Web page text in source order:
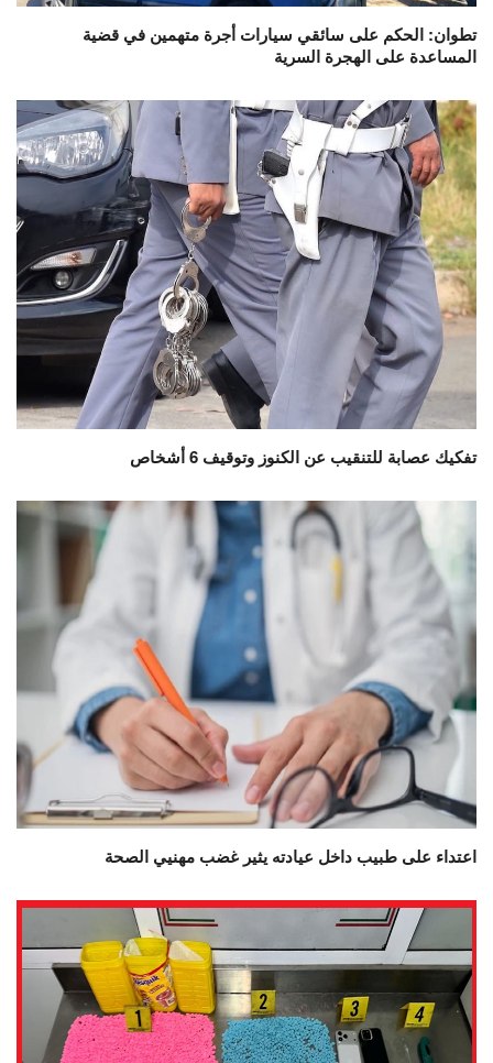
تطوان: الحكم على سائقي سيارات أجرة متهمين في قضية
المساعدة على الهجرة السرية
تفكيك عصابة للتنقيب عن الكنوز وتوقيف 6 أشخاص
اعتداء على طبيب داخل عيادته يثير غضب مهنيي الصحة